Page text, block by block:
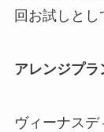
回お試しとし
アレンジプラ
ヴィーナス